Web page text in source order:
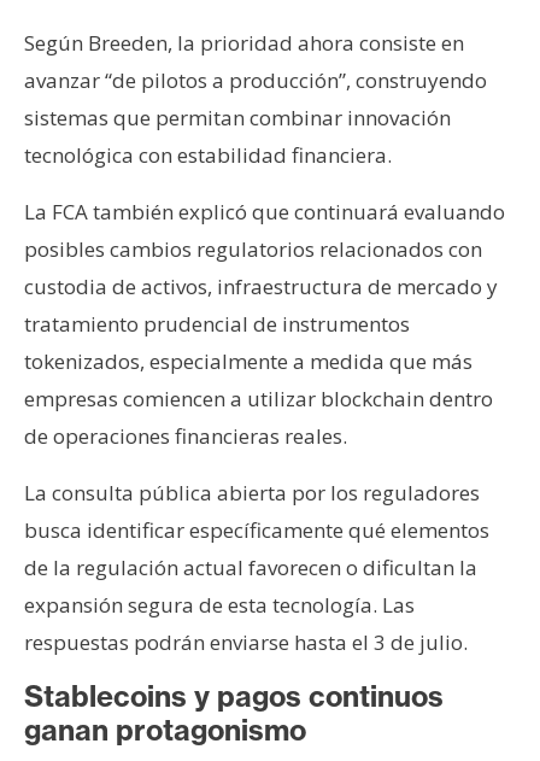
Según Breeden, la prioridad ahora consiste en
avanzar “de pilotos a producción”, construyendo
sistemas que permitan combinar innovación
tecnológica con estabilidad financiera.
La FCA también explicó que continuará evaluando
posibles cambios regulatorios relacionados con
custodia de activos, infraestructura de mercado y
tratamiento prudencial de instrumentos
tokenizados, especialmente a medida que más
empresas comiencen a utilizar blockchain dentro
de operaciones financieras reales.
La consulta pública abierta por los reguladores
busca identificar específicamente qué elementos
de la regulación actual favorecen o dificultan la
expansión segura de esta tecnología. Las
respuestas podrán enviarse hasta el 3 de julio.
Stablecoins y pagos continuos
ganan protagonismo